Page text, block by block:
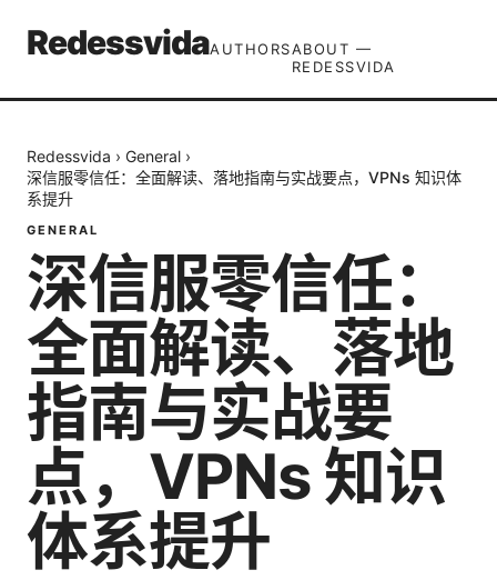
RedessvidaAUTHORSABOUT —
REDESSVIDA
Redessvida › General ›
深信服零信任：全面解读、落地指南与实战要点，VPNs 知识体
系提升
GENERAL
深信服零信任：
全面解读、落地
指南与实战要
点，VPNs 知识
体系提升